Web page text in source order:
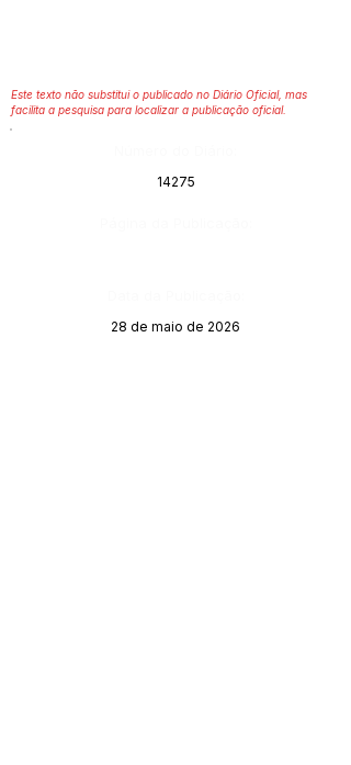
Este texto não substitui o publicado no Diário Oficial, mas
facilita a pesquisa para localizar a publicação oficial.
14275
28 de maio de 2026